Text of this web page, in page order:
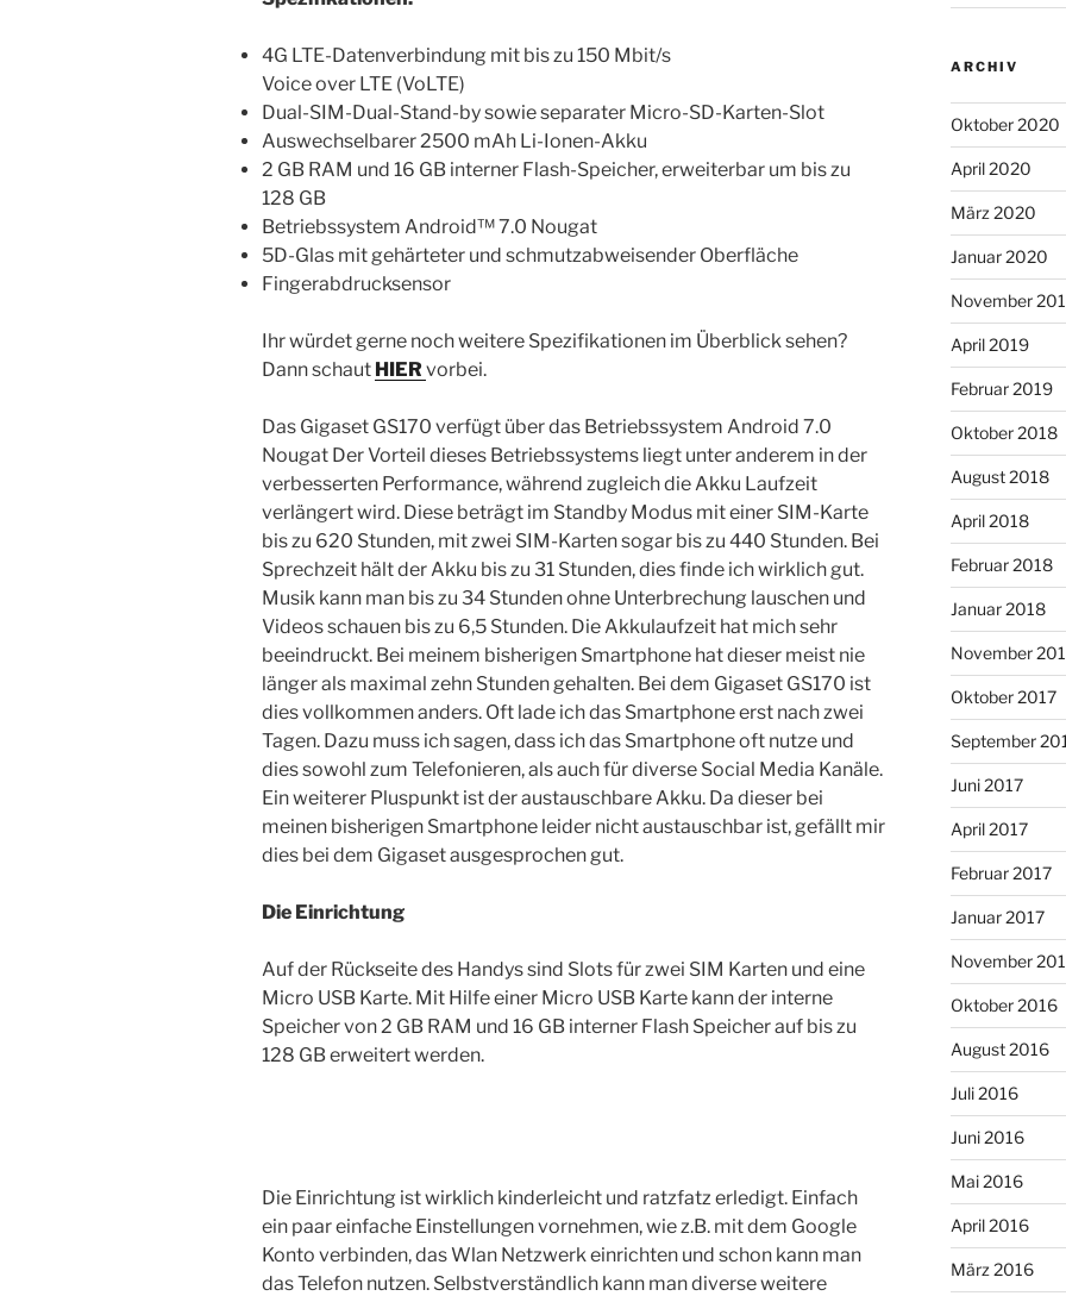
4G LTE-Datenverbindung mit bis zu 150 Mbit/s
Voice over LTE (VoLTE)
Dual-SIM-Dual-Stand-by sowie separater Micro-SD-Karten-Slot
Auswechselbarer 2500 mAh Li-Ionen-Akku
2 GB RAM und 16 GB interner Flash-Speicher, erweiterbar um bis zu
128 GB
Betriebssystem Android™ 7.0 Nougat
5D-Glas mit gehärteter und schmutzabweisender Oberfläche
Fingerabdrucksensor
Ihr würdet gerne noch weitere Spezifikationen im Überblick sehen?
Dann schaut HIERvorbei.
Das Gigaset GS170 verfügt über das Betriebssystem Android 7.0
Nougat Der Vorteil dieses Betriebssystems liegt unter anderem in der
verbesserten Performance, während zugleich die Akku Laufzeit
verlängert wird. Diese beträgt im Standby Modus mit einer SIM-Karte
bis zu 620 Stunden, mit zwei SIM-Karten sogar bis zu 440 Stunden. Bei
Sprechzeit hält der Akku bis zu 31 Stunden, dies finde ich wirklich gut.
Musik kann man bis zu 34 Stunden ohne Unterbrechung lauschen und
Videos schauen bis zu 6,5 Stunden. Die Akkulaufzeit hat mich sehr
beeindruckt. Bei meinem bisherigen Smartphone hat dieser meist nie
länger als maximal zehn Stunden gehalten. Bei dem Gigaset GS170 ist
dies vollkommen anders. Oft lade ich das Smartphone erst nach zwei
Tagen. Dazu muss ich sagen, dass ich das Smartphone oft nutze und
dies sowohl zum Telefonieren, als auch für diverse Social Media Kanäle.
Ein weiterer Pluspunkt ist der austauschbare Akku. Da dieser bei
meinen bisherigen Smartphone leider nicht austauschbar ist, gefällt mir
dies bei dem Gigaset ausgesprochen gut.
Die Einrichtung
Auf der Rückseite des Handys sind Slots für zwei SIM Karten und eine
Micro USB Karte. Mit Hilfe einer Micro USB Karte kann der interne
Speicher von 2 GB RAM und 16 GB interner Flash Speicher auf bis zu
128 GB erweitert werden.
Die Einrichtung ist wirklich kinderleicht und ratzfatz erledigt. Einfach
ein paar einfache Einstellungen vornehmen, wie z.B. mit dem Google
Konto verbinden, das Wlan Netzwerk einrichten und schon kann man
das Telefon nutzen. Selbstverständlich kann man diverse weitere
ARCHIV
Oktober 2020
April 2020
März 2020
Januar 2020
November
April 2019
Februar 2019
Oktober 2018
August 2018
April 2018
Februar 2018
Januar 2018
November
Oktober 2017
September
Juni 2017
April 2017
Februar 2017
Januar 2017
November
Oktober 2016
August 2016
Juli 2016
Juni 2016
Mai 2016
April 2016
März 2016